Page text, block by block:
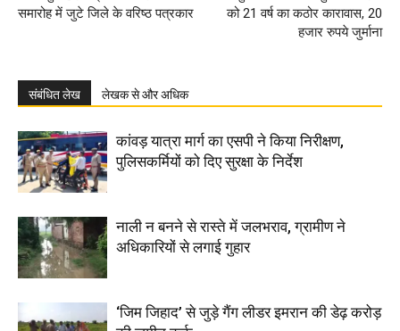
समारोह में जुटे जिले के वरिष्ठ पत्रकार
को 21 वर्ष का कठोर कारावास, 20
हजार रुपये जुर्माना
संबंधित लेख लेखक से और अधिक
कांवड़ यात्रा मार्ग का एसपी ने किया निरीक्षण,
पुलिसकर्मियों को दिए सुरक्षा के निर्देश
नाली न बनने से रास्ते में जलभराव, ग्रामीण ने
अधिकारियों से लगाई गुहार
‘जिम जिहाद’ से जुड़े गैंग लीडर इमरान की डेढ़ करोड़